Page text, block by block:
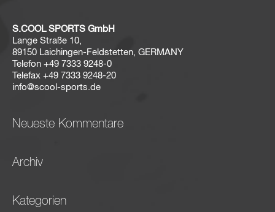
S.COOL SPORTS GmbH
Lange Straße 10,
89150 Laichingen-Feldstetten, GERMANY
Telefon +49 7333 9248-0
Telefax +49 7333 9248-20
info@scool-sports.de
Neueste Kommentare
Archiv
Kategorien